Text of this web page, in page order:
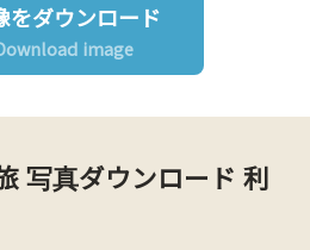
をダウンロード
image
写真ダウンロード 利